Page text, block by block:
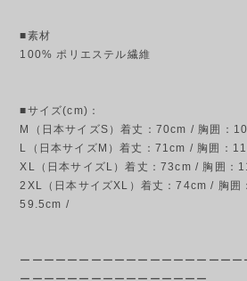
■素材
100% ポリエステル繊維
■サイズ(cm)：
M（日本サイズS）着丈：70cm / 胸囲：
L（日本サイズM）着丈：71cm / 胸囲：
XL（日本サイズL）着丈：73cm / 胸囲：
2XL（日本サイズXL）着丈：74cm / 胸囲
59.5cm /
ーーーーーーーーーーーーーーーーーー